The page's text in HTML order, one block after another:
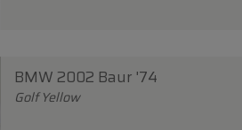
BMW 2002 Baur '74
Golf Yellow